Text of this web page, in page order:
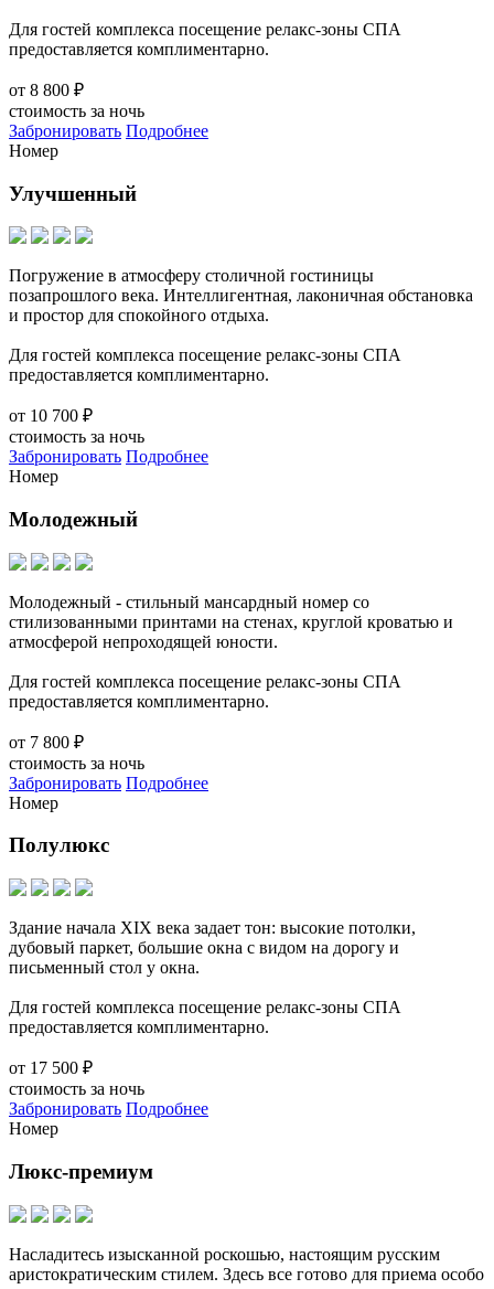
Для гостей комплекса посещение релакс-зоны СПА
предоставляется комплиментарно.
от 8 800 ₽
стоимость за ночь
Забронировать Подробнее
Номер
Улучшенный
Погружение в атмосферу столичной гостиницы
позапрошлого века. Интеллигентная, лаконичная обстановка
и простор для спокойного отдыха.
Для гостей комплекса посещение релакс-зоны СПА
предоставляется комплиментарно.
от 10 700 ₽
стоимость за ночь
Забронировать Подробнее
Номер
Молодежный
Молодежный - стильный мансардный номер со
стилизованными принтами на стенах, круглой кроватью и
атмосферой непроходящей юности.
Для гостей комплекса посещение релакс-зоны СПА
предоставляется комплиментарно.
от 7 800 ₽
стоимость за ночь
Забронировать Подробнее
Номер
Полулюкс
Здание начала XIX века задает тон: высокие потолки,
дубовый паркет, большие окна с видом на дорогу и
письменный стол у окна.
Для гостей комплекса посещение релакс-зоны СПА
предоставляется комплиментарно.
от 17 500 ₽
стоимость за ночь
Забронировать Подробнее
Номер
Люкс-премиум
Насладитесь изысканной роскошью, настоящим русским
аристократическим стилем. Здесь все готово для приема особо